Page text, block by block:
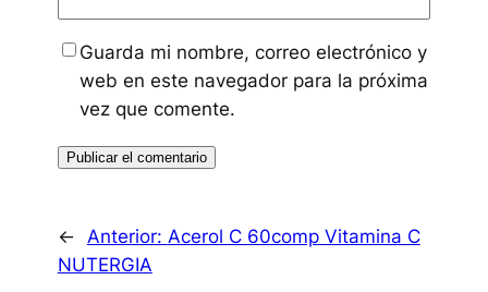
Guarda mi nombre, correo electrónico y
web en este navegador para la próxima
vez que comente.
← Anterior: Acerol C 60comp Vitamina C
NUTERGIA